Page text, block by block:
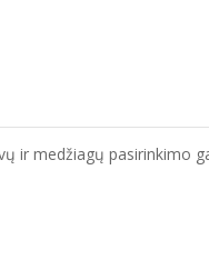
ir medžiagų pasirinkimo